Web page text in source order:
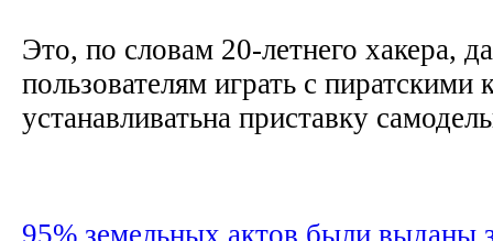
Это, по словам 20-летнего хакера,
пользователям играть с пиратскими
устанавливатьна приставку
95% земельных актов были выданы